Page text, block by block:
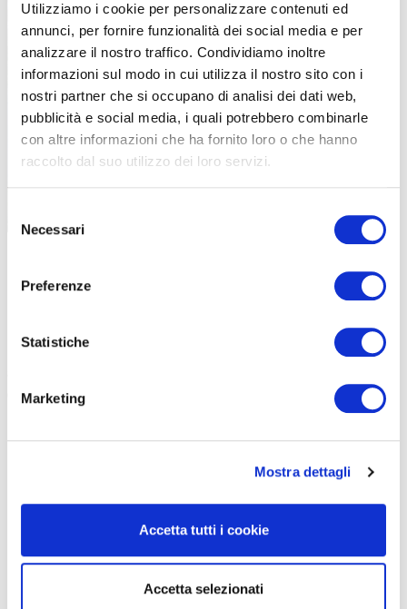
Utilizziamo i cookie per personalizzare contenuti ed
annunci, per fornire funzionalità dei social media e per
analizzare il nostro traffico. Condividiamo inoltre
informazioni sul modo in cui utilizza il nostro sito con i
nostri partner che si occupano di analisi dei dati web,
pubblicità e social media, i quali potrebbero combinarle
con altre informazioni che ha fornito loro o che hanno
raccolto dal suo utilizzo dei loro servizi.
delNecessari
Preferenze
Statistiche
Marketing
Mostra dettagli
Accetta tutti i cookie
Accetta selezionati
Le bellezze naturali della Sicilia con quelle di una bici totalmente green
ORNUS ED ETNA
uso di sola energia rinnovabile.
Inoltre,per ogni albero utilizzato, Ornus si impegna a ripiantare
crescita rispetto alla pianta matura abbattuta.
Questo ciclo attivo
consente al telaio Ornus di offrire un bilancio di decarbonizzazione
positivo, riducendo concretamente l’impatto del prodotto sulla
no, anche l’arrivo di una tappa del Giro d’Italia lassù.
Ornus vuole perseguire l ’idea di essere un prodotto d